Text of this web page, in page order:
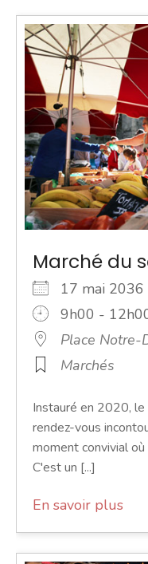
Marché du
17 mai
9h00 -
Place Notre-
Marchés
Instauré en 2020,
rendez-vous
moment convivial
C'est un [...]
En savoir plus